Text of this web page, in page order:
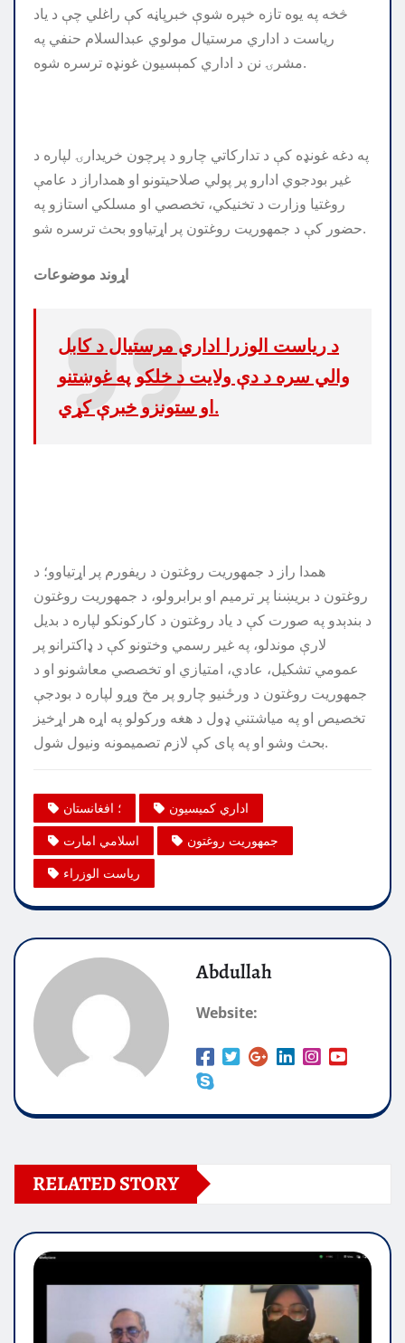
څخه په یوه تازه خپره شوې خبرپاڼه کې راغلي چې د یاد
ریاست د اداري مرستيال مولوي عبدالسلام حنفي په
مشرۍ نن د اداري کمېسيون غونډه ترسره شوه.
په دغه غونډه کې د تدارکاتي چارو د پرچون خريدارۍ لپاره د
غير بودجوي ادارو پر پولي صلاحيتونو او همداراز د عامې
روغتيا وزارت د تخنيکي، تخصصي او مسلکي استازو په
حضور کې د جمهوريت روغتون پر اړتیاوو بحث ترسره شو.
اړوند موضوعات
د رياست الوزرا اداري مرستيال د کابل
والي سره د دې ولایت د خلکو په غوښتنو
او ستونزو خبرې کړي.
همدا راز د جمهوریت روغتون د ريفورم پر اړتياوو؛ ‏د
روغتون د بریښنا پر ترميم او برابرولو، د جمهوريت روغتون
د بندېدو په صورت کې د ياد روغتون د کارکونکو لپاره د بديل
لارې موندلو، په غير رسمي وختونو کې د ډاکترانو پر
عمومي تشکيل، عادي، امتيازي او تخصصي معاشونو او د
جمهوريت روغتون د ورځنيو چارو پر مخ وړو لپاره د بودجې
تخصيص او په مياشتني ډول د هغه ورکولو په اړه هر اړخيز
بحث وشو او په پای کې لازم تصميمونه ونيول شول.
؛ افغانستان
اداري کمیسیون
اسلامي امارت
جمهوریت روغتون
ریاست الوزراء
Abdullah
Website:
RELATED STORY